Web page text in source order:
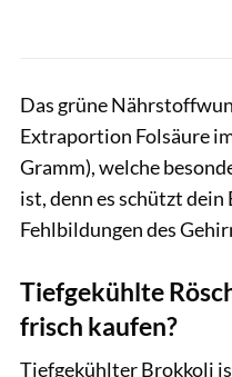
Das grüne
Extraportion Folsäure
Gramm), welche
ist, denn es schützt
Fehlbildungen des
Tiefgekühlte
frisch kaufen?
Tiefgekühlter Brokkoli